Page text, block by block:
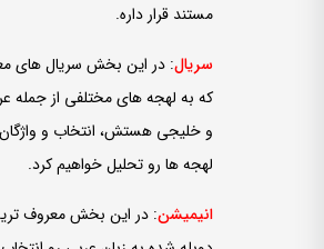
مستند قرار داره.
سریال: در این بخش سریال ­های
که به لهجه­ های مختلفی از جمله
و خلیجی هستش، انتخاب و
لهجه­ ها رو تحلیل خواهیم کرد.
انیمیشن: در این بخش معروف